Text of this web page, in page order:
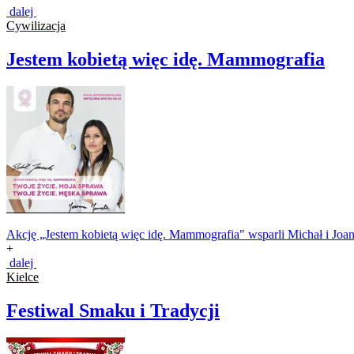
dalej
Cywilizacja
Jestem kobietą więc idę. Mammografia
Akcję „Jestem kobietą więc idę. Mammografia" wsparli Michał i
+
dalej
Kielce
Festiwal Smaku i Tradycji